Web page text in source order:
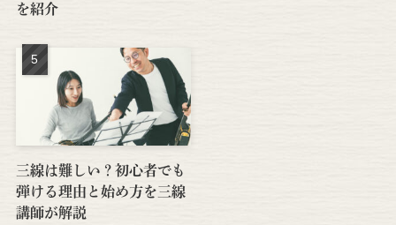
を紹介
三線は難しい？初心者でも
弾ける理由と始め方を三線
講師が解説